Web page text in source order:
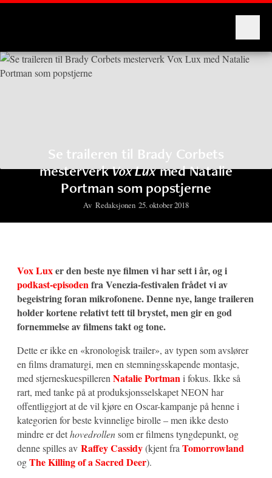
Se traileren til Brady Corbets
mesterverkVox Luxmed Natalie
Portman som popstjerne
Av Redaksjonen 25. oktober 2018
Vox Luxer den beste nye filmen vi har sett i år, og i
podkast-episodenfra Venezia-festivalen frådet vi av
begeistring foran mikrofonene. Denne nye, lange traileren
holder kortene relativt tett til brystet, men gir en god
fornemmelse av filmens takt og tone.
Dette er ikke en «kronologisk trailer», av typen som avslører
en films dramaturgi, men en stemningsskapende montasje,
med stjerneskuespillerenNatalie Portmani fokus. Ikke så
rart, med tanke på at produksjonsselskapet NEON har
offentliggjort at de vil kjøre en Oscar-kampanje på henne i
kategorien for beste kvinnelige birolle – men ikke desto
mindre er dethovedrollensom er filmens tyngdepunkt, og
denne spilles av Raffey Cassidy(kjent fraTomorrowland
ogThe Killing of a Sacred Deer).